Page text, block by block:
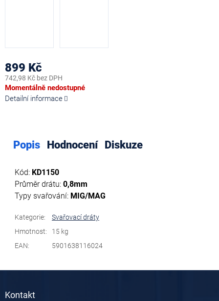
899 Kč
742,98 Kč bez DPH
Měrná
cena:
Momentálně nedostupné
Detailní informace
Popis Hodnocení Diskuze
Kód: KD1150
Průměr drátu: 0,8mm
Typy svařování: MIG/MAG
Kategorie:
Svařovací dráty
Hmotnost:
15 kg
EAN: 5901638116024
Kontakt